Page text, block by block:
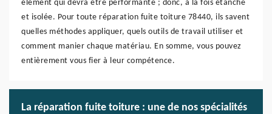
élément qui devra être performante ; donc, à la fois étanche
et isolée. Pour toute réparation fuite toiture 78440, ils savent
quelles méthodes appliquer, quels outils de travail utiliser et
comment manier chaque matériau. En somme, vous pouvez
entièrement vous fier à leur compétence.
La réparation fuite toiture : une de nos spécialités